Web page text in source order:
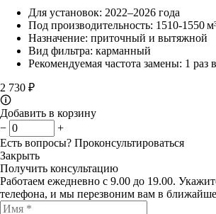
Для установок: 2022–2026 года
Под производительность: 1510-1550
Назначение: приточный и вытяжной
Вид фильтра: карманный
Рекомендуемая частота замены: 1 раз
2 730 ₽
🛈
Добавить в корзину
−
+
Есть вопросы? Проконсультироваться
Закрыть
Получить консультацию
Работаем ежедневно с 9.00 до 19.00.
телефона, и мы перезвоним вам в